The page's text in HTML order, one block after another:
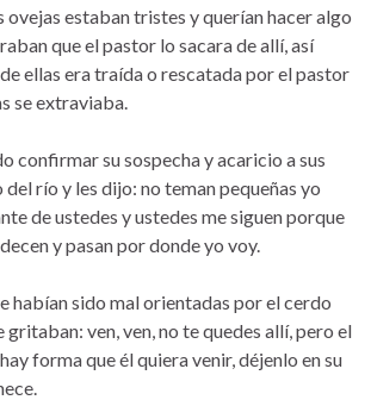
ovejas estaban tristes y querían hacer algo
que el pastor lo sacara de allí, así
ellas era traída o rescatada por el pastor
se extraviaba.
confirmar su sospecha y acaricio a sus
río y les dijo: no teman pequeñas yo
de ustedes y ustedes me siguen porque
y pasan por donde yo voy.
habían sido mal orientadas por el cerdo
ven, ven, no te quedes allí, pero el
forma que él quiera venir, déjenlo en su